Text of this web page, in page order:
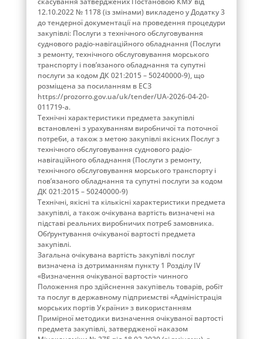
12.10.2022 № 1178 (із змінами) викладено у Додатку 3
до тендерної документації на проведення процедури
закупівлі: Послуги з технічного обслуговування
суднового радіо-навігаційного обладнання (Послуги
з ремонту, технічного обслуговування морського
транспорту і пов’язаного обладнання та супутні
послуги за кодом ДК 021:2015 – 50240000-9), що
розміщена за посиланням в ЕСЗ
https://prozorro.gov.ua/uk/tender/UA-2026-04-20-
011719-a.
Технічні характеристики предмета закупівлі
встановлені з урахуванням виробничої та поточної
потреби, а також з метою закупівлі якісних Послуг з
технічного обслуговування суднового радіо-
навігаційного обладнання (Послуги з ремонту,
технічного обслуговування морського транспорту і
пов’язаного обладнання та супутні послуги за кодом
ДК 021:2015 – 50240000-9)
Технічні, якісні та кількісні характеристики предмета
закупівлі, а також очікувана вартість визначені на
підставі реальних виробничих потреб замовника.
Обґрунтування очікуваної вартості предмета
закупівлі.
Загальна очікувана вартість закупівлі послуг
визначена із дотриманням пункту 1 Розділу ІV
«Визначення очікуваної вартості» чинного
Положення про здійснення закупівель товарів, робіт
та послуг в державному підприємстві «Адміністрація
морських портів України» з використанням
Примірної методики визначення очікуваної вартості
предмета закупівлі, затвердженої наказом